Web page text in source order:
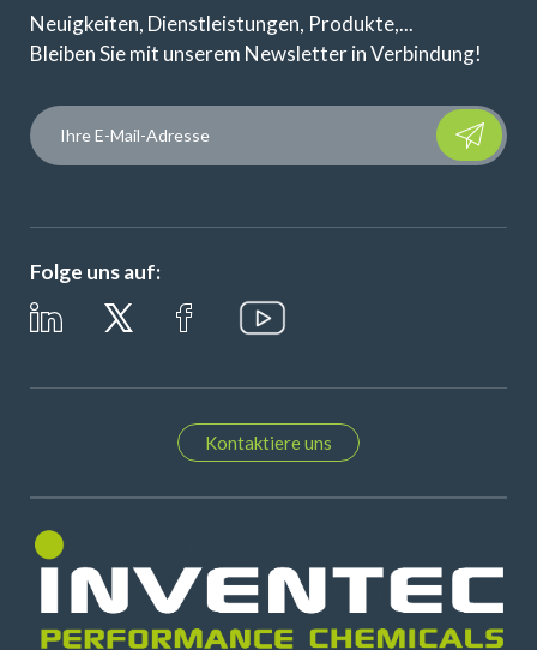
Neuigkeiten, Dienstleistungen, Produkte,...
Bleiben Sie mit unserem Newsletter in Verbindung!
Please
Folge uns auf:
Kontaktiere uns